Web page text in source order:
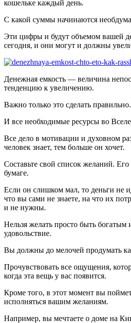
кошельке каждый день.
С какой суммы начинаются
Эти цифры и будут объемом вашей
сегодня, и они могут и должны
Денежная емкость — величина
тенденцию к увеличению.
Важно только это сделать правильно.
И все необходимые ресурсы во
Все дело в мотивации и духовном
человек знает, тем больше он хочет.
Составьте свой список желаний.
бумаге.
Если он слишком мал, то деньги не
что вы сами не знаете, на что их
и не нужны.
Нельзя желать просто быть богатым
удовольствие.
Вы должны до мелочей продумать
Прочувствовать все ощущения,
когда эта вещь у вас появится.
Кроме того, в этот момент вы
исполняться вашим желаниям.
Например, вы мечтаете о доме на